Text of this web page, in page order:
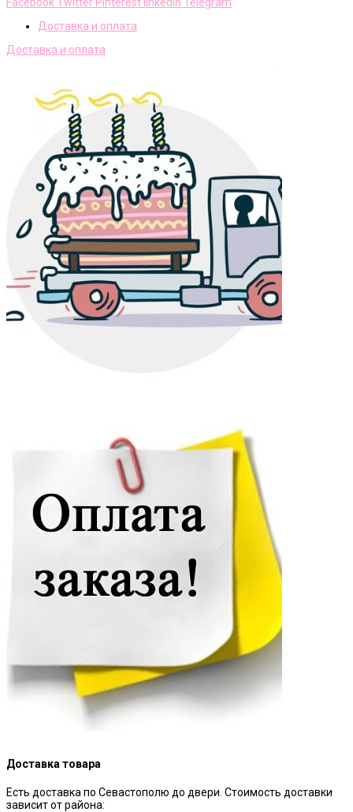
Доставка и оплата
Доставка и оплата
Доставка товара
Есть доставка по Севастополю до двери. Стоимость доставки
зависит от района: